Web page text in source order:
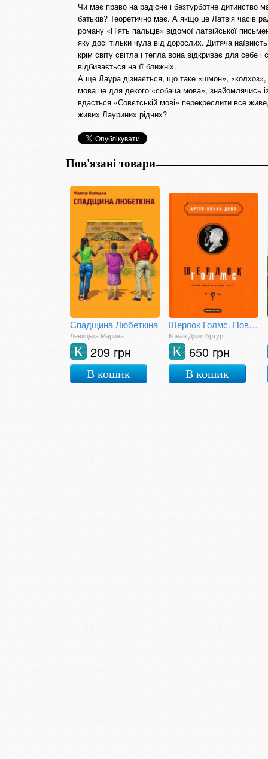
Чи має право на радісне і безтурботне дитинство
батьків? Теоретично має. А якщо це Латвія часів
роману «П’ять пальців» відомої латвійської
яку досі тільки чула від дорослих. Дитяча
крім світу світла і тепла вона відкриває для себе
відбивається на її ближніх.
А ще Лаура дізнається, що таке «шмон», «колхоз»,
мова це для декого «собача мова», знайомлячись
вдасться «Совєтській мові» перекреслити все
живих Лауриних рідних?
Пов'язані товари
Спадщина Любеткіна
Левицька Марина
209 грн
К
В кошик
Шерлок Голмс. Повне видання у двох томах. Том 2
Конан Дойл Артур
650 грн
К
В кошик